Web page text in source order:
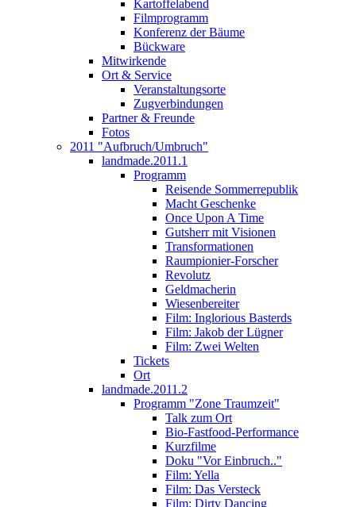
Kartoffelabend
Filmprogramm
Konferenz der Bäume
Bückware
Mitwirkende
Ort & Service
Veranstaltungsorte
Zugverbindungen
Partner & Freunde
Fotos
2011 "Aufbruch/Umbruch"
landmade.2011.1
Programm
Reisende Sommerrepublik
Macht Geschenke
Once Upon A Time
Gutsherr mit Visionen
Transformationen
Raumpionier-Forscher
Revolutz
Geldmacherin
Wiesenbereiter
Film: Inglorious Basterds
Film: Jakob der Lügner
Film: Zwei Welten
Tickets
Ort
landmade.2011.2
Programm "Zone Traumzeit"
Talk zum Ort
Bio-Fastfood-Performance
Kurzfilme
Doku "Vor Einbruch.."
Film: Yella
Film: Das Versteck
Film: Dirty Dancing